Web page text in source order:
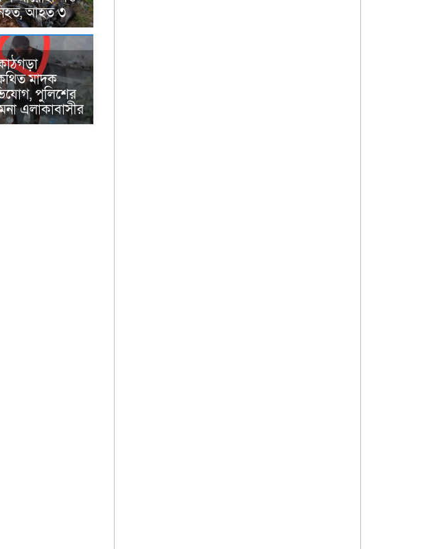
আহত ৩
মাদক
পুলিশের
এলাকাবাসীর